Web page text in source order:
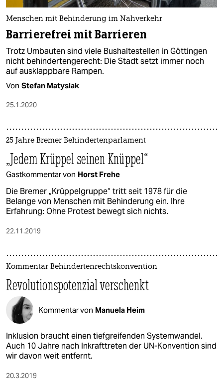
Menschen mit Behinderung im Nahverkehr
Barrierefrei mit Barrieren
Trotz Umbauten sind viele Bushaltestellen in Göttingen
nicht behindertengerecht: Die Stadt setzt immer noch
auf ausklappbare Rampen.
Von Stefan Matysiak
25.1.2020
25 Jahre Bremer Behindertenparlament
„Jedem Krüppel seinen Knüppel“
Gastkommentar von Horst Frehe
Die Bremer „Krüppelgruppe“ tritt seit 1978 für die
Belange von Menschen mit Behinderung ein. Ihre
Erfahrung: Ohne Protest bewegt sich nichts.
22.11.2019
Kommentar Behindertenrechtskonvention
Revolutionspotenzial verschenkt
Kommentar von Manuela Heim
Inklusion braucht einen tiefgreifenden Systemwandel.
Auch 10 Jahre nach Inkrafttreten der UN-Konvention sind
wir davon weit entfernt.
20.3.2019